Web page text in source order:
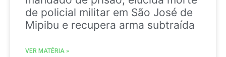
de policial militar em São José de
Mipibu e recupera arma subtraída
VER MATÉRIA »